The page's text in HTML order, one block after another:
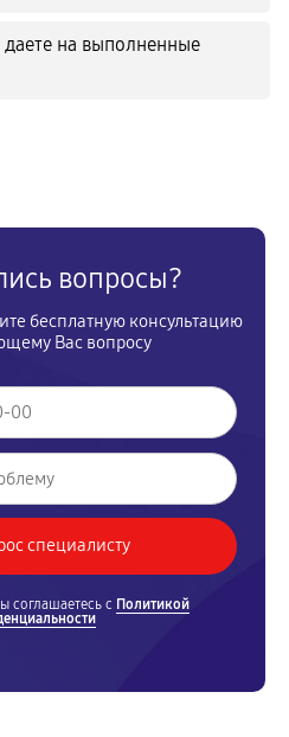
на выполненные
вопросы?
бесплатную консультацию
Вас вопросу
соглашаетесь с Политикой